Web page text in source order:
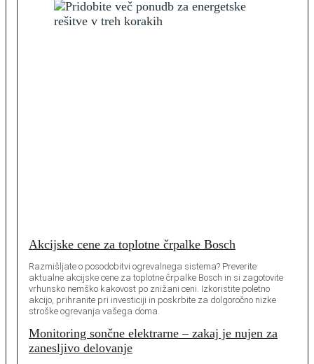
Akcijske cene za toplotne črpalke Bosch
Razmišljate o posodobitvi ogrevalnega sistema? Preverite
aktualne akcijske cene za toplotne črpalke Bosch in si zagotovite
vrhunsko nemško kakovost po znižani ceni. Izkoristite poletno
akcijo, prihranite pri investiciji in poskrbite za dolgoročno nizke
stroške ogrevanja vašega doma.
Monitoring sončne elektrarne – zakaj je nujen za
zanesljivo delovanje